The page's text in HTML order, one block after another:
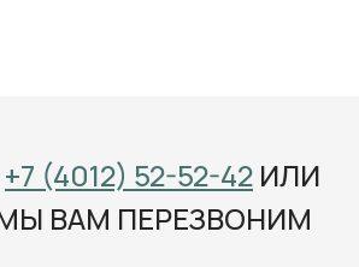
+7 (4012) 52-52-42 ИЛИ
ВАМ ПЕРЕЗВОНИМ